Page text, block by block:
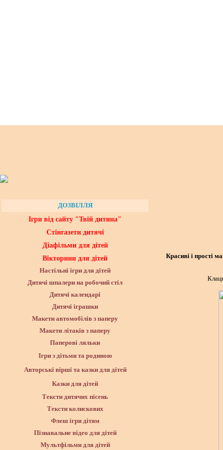
ДОЗВІЛЛЯ
Ігри від сайту "Твій дитина"
Стінгазети дитячі
Діафільми для дітей
Вікторини для дітей
Настільні ігри для дітей
Дитячі шпалери на робочий стіл
Дитячі календарі
Дитячі іграшки
Макети автомобілів з паперу
Макети літаків з паперу
Паперові ляльки
Ігри з дітьми та родиною
Авторські вірші та казки для дітей
Казки для дітей
Тексти дитячих пісень
Тексти колискових
Флеш ігри дітям
Пізнавальне відео для дітей
Мультфільми для дітей
Красиві і прості